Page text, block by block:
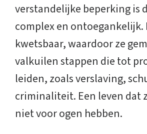
verstandelijke beperking is
complex en ontoegankelijk.
kwetsbaar, waardoor ze
valkuilen stappen die tot
leiden, zoals verslaving,
criminaliteit. Een leven dat
niet voor ogen hebben.